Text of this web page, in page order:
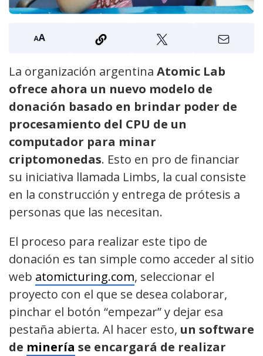
La organización argentina Atomic Lab
ofrece ahora un nuevo modelo de
donación basado en brindar poder de
procesamiento del CPU de un
computador para minar
criptomonedas. Esto en pro de financiar
su iniciativa llamada Limbs, la cual consiste
en la construcción y entrega de prótesis a
personas que las necesitan.
El proceso para realizar este tipo de
donación es tan simple como acceder al sitio
web atomicturing.com, seleccionar el
proyecto con el que se desea colaborar,
pinchar el botón “empezar” y dejar esa
pestaña abierta. Al hacer esto, un software
de minería se encargará de realizar